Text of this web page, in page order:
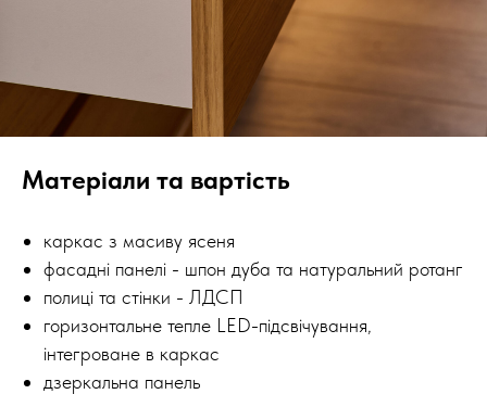
Матеріали та вартість
каркас з масиву ясеня
фасадні панелі - шпон дуба та натуральний ротанг
полиці та стінки - ЛДСП
горизонтальне тепле LED-підсвічування,
інтегроване в каркас
дзеркальна панель